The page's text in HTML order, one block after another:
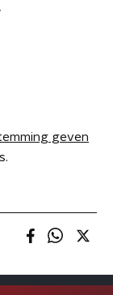
geven